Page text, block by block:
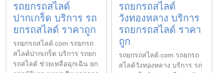
รถยกรถสไลด์
ปากเกร็ด บริการ รถ
ยกรถสไลด์ ราคาถูก
รถยกรถสไลด์.com รถยกรถ
สไลด์ปากเกร็ด บริการ รถยก
รถสไลด์ ช่วยเหลือฉุกเฉิน ยก
รถยกรถสไลด์
วังทองหลาง บริการ
รถยกรถสไลด์ ราคา
ถูก
รถยกรถสไลด์.com รถยกรถ
สไลด์วังทองหลาง บริการ รถ